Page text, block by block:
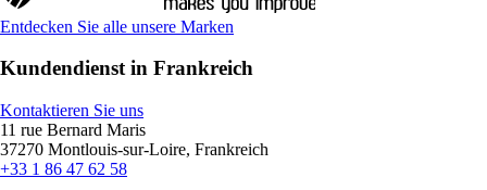
Entdecken Sie alle unsere Marken
Kundendienst in Frankreich
Kontaktieren Sie uns
11 rue Bernard Maris
37270 Montlouis-sur-Loire, Frankreich
+33 1 86 47 62 58